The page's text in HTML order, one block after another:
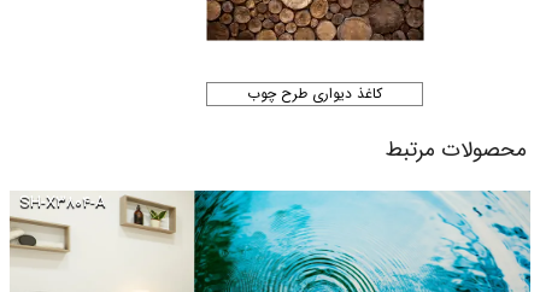
کاغذ دیواری طرح چوب
محصولات مرتبط
SH-X۳۸۰۴-A